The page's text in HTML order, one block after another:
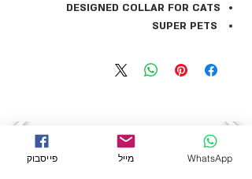
DESIGNED COLLAR FOR CATS
פייסבוק מייל WhatsApp